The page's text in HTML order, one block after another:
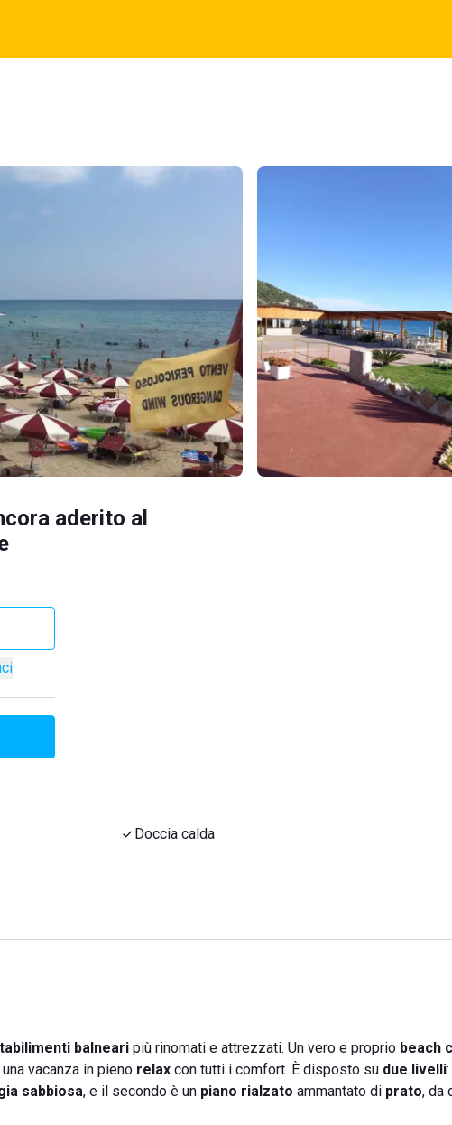
aderito al
Doccia calda
balneari più rinomati e attrezzati. Un vero e proprio beach
vacanza in pieno relax con tutti i comfort. È disposto su due livelli
sabbiosa, e il secondo è un piano rialzato ammantato di prato, da